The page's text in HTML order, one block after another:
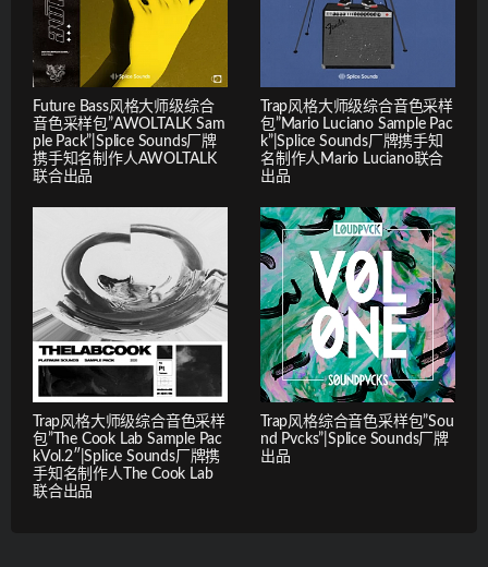
Future Bass风格大师级综合
音色采样包”AWOLTALK Sam
ple Pack”|Splice Sounds厂牌
携手知名制作人AWOLTALK
联合出品
Trap风格大师级综合音色采样
包”Mario Luciano Sample Pac
k”|Splice Sounds厂牌携手知
名制作人Mario Luciano联合
出品
Trap风格大师级综合音色采样
包”The Cook Lab Sample Pac
kVol.2″|Splice Sounds厂牌携
手知名制作人The Cook Lab
联合出品
Trap风格综合音色采样包”Sou
nd Pvcks”|Splice Sounds厂牌
出品